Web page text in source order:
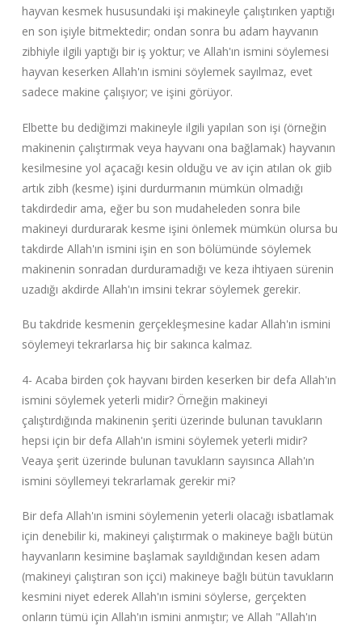
hayvan kesmek hususundaki işi makineyle çalıştırıken yaptığı
en son işiyle bitmektedir; ondan sonra bu adam hayvanın
zibhiyle ilgili yaptığı bir iş yoktur; ve Allah'ın ismini söylemesi
hayvan keserken Allah'ın ismini söylemek sayılmaz, evet
sadece makine çalışıyor; ve işini görüyor.
Elbette bu dediğimzi makineyle ilgili yapılan son işi (örneğin
makinenin çalıştırmak veya hayvanı ona bağlamak) hayvanın
kesilmesine yol açacağı kesin olduğu ve av için atılan ok giib
artık zibh (kesme) işini durdurmanın mümkün olmadığı
takdirdedir ama, eğer bu son mudaheleden sonra bile
makineyi durdurarak kesme işini önlemek mümkün olursa bu
takdirde Allah'ın ismini işin en son bölümünde söylemek
makinenin sonradan durduramadığı ve keza ihtiyaen sürenin
uzadığı akdirde Allah'ın imsini tekrar söylemek gerekir.
Bu takdride kesmenin gerçekleşmesine kadar Allah'ın ismini
söylemeyi tekrarlarsa hiç bir sakınca kalmaz.
4- Acaba birden çok hayvanı birden keserken bir defa Allah'ın
ismini söylemek yeterli midir? Örneğin makineyi
çalıştırdığında makinenin şeriti üzerinde bulunan tavukların
hepsi için bir defa Allah'ın ismini söylemek yeterli midir?
Veaya şerit üzerinde bulunan tavukların sayısınca Allah'ın
ismini söyllemeyi tekrarlamak gerekir mi?
Bir defa Allah'ın ismini söylemenin yeterli olacağı isbatlamak
için denebilir ki, makineyi çalıştırmak o makineye bağlı bütün
hayvanların kesimine başlamak sayıldığından kesen adam
(makineyi çalıştıran son içci) makineye bağlı bütün tavukların
kesmini niyet ederek Allah'ın ismini söylerse, gerçekten
onların tümü için Allah'ın ismini anmıştır; ve Allah "Allah'ın